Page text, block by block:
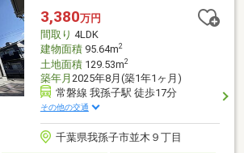
3,380万円
間取り 4LDK
建物面積95.64m2
土地面積129.53m2
築年月 2025年8月(築1年1ヶ月)
常磐線 我孫子駅 徒歩17分
その他の交通
千葉県我孫子市並木９丁目